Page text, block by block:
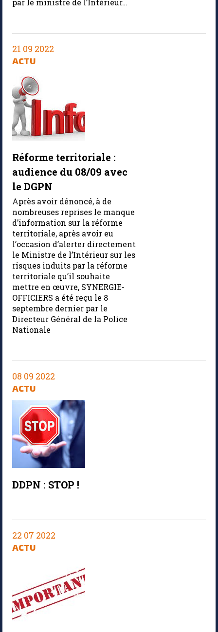
par le ministre de l’Intérieur…
21 09 2022
ACTU
Réforme territoriale :
audience du 08/09 avec
le DGPN
Après avoir dénoncé, à de
nombreuses reprises le manque
d’information sur la réforme
territoriale, après avoir eu
l’occasion d’alerter directement
le Ministre de l’Intérieur sur les
risques induits par la réforme
territoriale qu’il souhaite
mettre en œuvre, SYNERGIE-
OFFICIERS a été reçu le 8
septembre dernier par le
Directeur Général de la Police
Nationale
08 09 2022
ACTU
DDPN : STOP !
22 07 2022
ACTU